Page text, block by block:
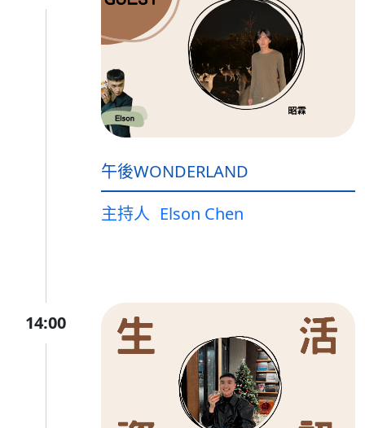
午後WONDERLAND
主持人 Elson Chen
14:00